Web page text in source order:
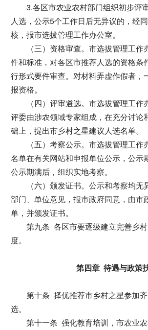
3.各区市农业农村部门组织初步评
人选，公示5个工作日后无异议的，经
核，报市选拔管理工作办公室。
（三）资格审查。市选拔管理工
件和标准，对各区市推荐人选的资格条
行形式要件审查。对材料弄虚作假者，
报资格。
（四）评审遴选。市选拔管理工作
评委由涉农领域专家组成，在充分讨论
础上，提出市乡村之星建议人选名单。
（五）考察公示。市选拔管理工
名单在有关网站和申报单位公示，公示
公示期满后，组织实地考察。
（六）颁发证书。公示和考察均
部门、单位意见，报市政府同意，由市
单，并颁发证书。
第九条 各区市要逐级建立完善乡
度。
第四章 待遇与政策
第十条 择优推荐市乡村之星参加
选。
第十一条 强化教育培训，市农业